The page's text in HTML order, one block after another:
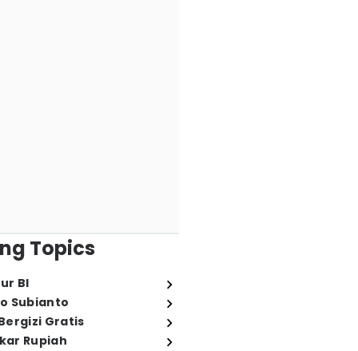
Topics
BI
Subianto
Gratis
Rupiah